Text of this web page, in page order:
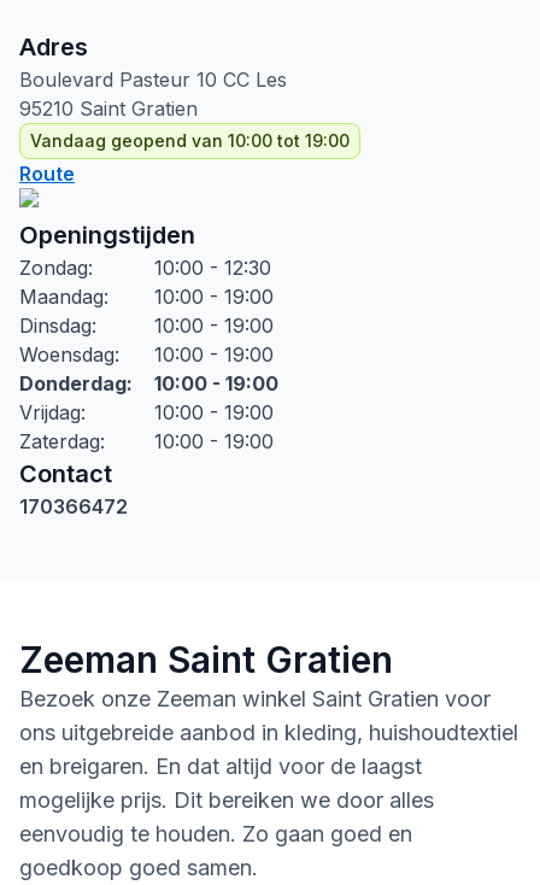
Adres
Boulevard Pasteur 10 CC Les
95210 Saint Gratien
Vandaag geopend van 10:00 tot 19:00
Route
Openingstijden
Zondag:
10:00 - 12:30
Maandag:
10:00 - 19:00
Dinsdag:
10:00 - 19:00
Woensdag:
10:00 - 19:00
Donderdag:
10:00 - 19:00
Vrijdag:
10:00 - 19:00
Zaterdag: 10:00 - 19:00
Contact
170366472
Zeeman Saint Gratien
Bezoek onze Zeeman winkel Saint Gratien voor
ons uitgebreide aanbod in kleding, huishoudtextiel
en breigaren. En dat altijd voor de laagst
mogelijke prijs. Dit bereiken we door alles
eenvoudig te houden. Zo gaan goed en
goedkoop goed samen.